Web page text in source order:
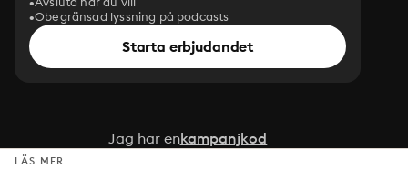
Obegränsad lyssning på podcasts
Starta erbjudandet
Jag har enkampanjkod
LÄS MER